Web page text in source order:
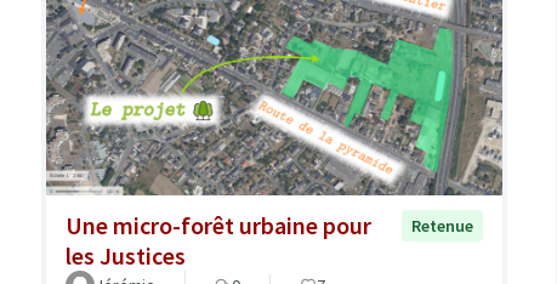
Une micro-forêt urbaine pour
les Justices
Retenue